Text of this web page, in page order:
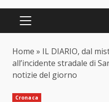
PRIMARY
Home » IL DIARIO, dal
all’incidente stradale di
notizie del giorno
Cronaca